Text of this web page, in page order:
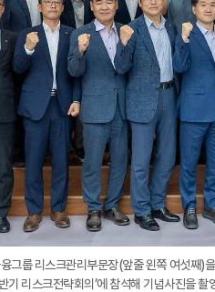
그룹 리스크관리부문장(앞줄 왼쪽 여섯째)
기 리스크전략회의’에 참석해 기념사진을